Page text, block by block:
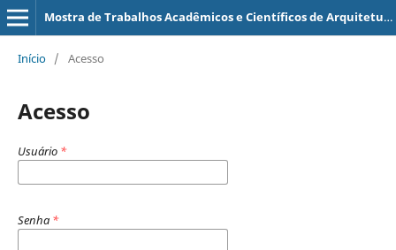
Mostra de Trabalhos Acadêmicos e Científicos de Arquitetura, Urbanismo e Tecnologias
Início / Acesso
Acesso
Usuário *
Senha *